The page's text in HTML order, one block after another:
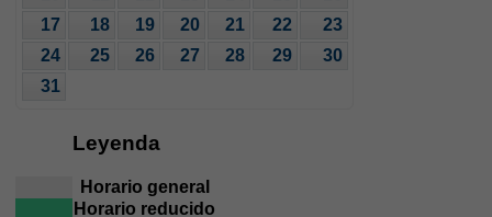
17
18 19 20 21 22
23
24
25 26 27 28 29
30
31
Leyenda
Horario general
Horario reducido